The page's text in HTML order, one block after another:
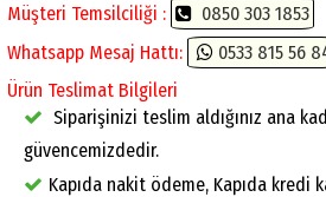
Müşteri Temsilciliği :
0850 303 1853
Whatsapp Mesaj Hattı:
0533 815 56
Ürün Teslimat Bilgileri
Siparişinizi teslim aldığınız ana
güvencemizdedir.
Kapıda nakit ödeme, Kapıda kredi